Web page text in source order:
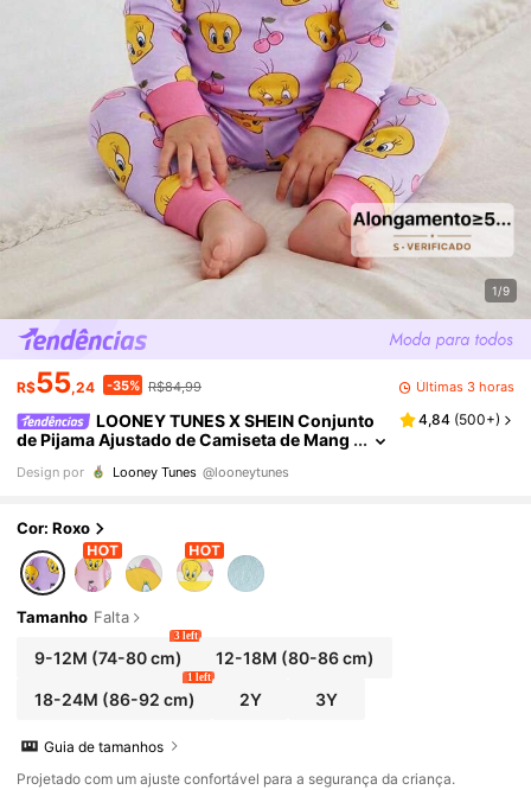
1/9
R$55,24 -35% R$84,99 Últimas 3 horas
LOONEY TUNES X SHEIN Conjunto
de Pijama Ajustado de Camiseta de Mang
-Piu e Cereja para Menina Bebê
4,84 (500+)
Design por Looney Tunes @looneytunes
Cor: Roxo
Tamanho Falta
9-12M (74-80 cm)
3 left
12-18M (80-86 cm)
18-24M (86-92 cm)
1 left
2Y 3Y
Guia de tamanhos
Projetado com um ajuste confortável para a segurança da criança.